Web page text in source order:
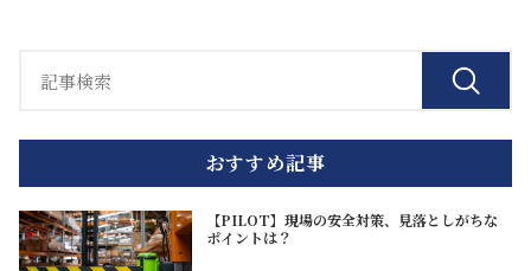
おすすめ記事
【PILOT】現場の安全対策、見落としがちな
ポイントは？